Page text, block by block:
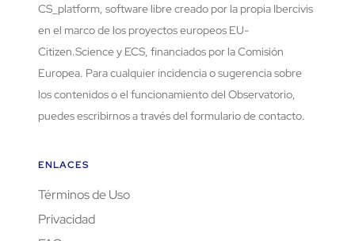
CS_platform, software libre creado por la propia Ibercivis
en el marco de los proyectos europeos EU-
Citizen.Science y ECS, financiados por la Comisión
Europea. Para cualquier incidencia o sugerencia sobre
los contenidos o el funcionamiento del Observatorio,
puedes escribirnos a través del formulario de contacto.
ENLACES
Términos de Uso
Privacidad